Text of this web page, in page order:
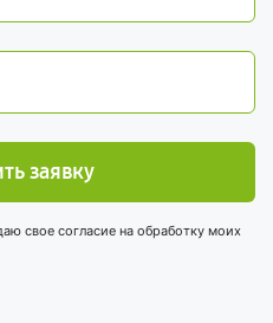
заявку
свое согласие на обработку моих